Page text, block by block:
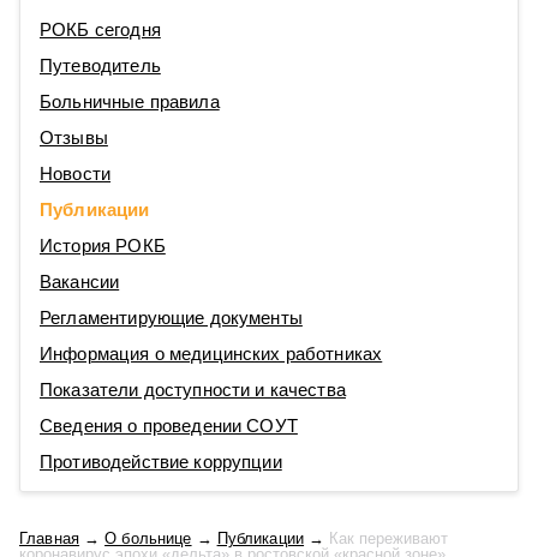
РОКБ сегодня
Путеводитель
Больничные правила
Отзывы
Новости
Публикации
История РОКБ
Вакансии
Регламентирующие документы
Информация о медицинских работниках
Показатели доступности и качества
Сведения о проведении СОУТ
Противодействие коррупции
Главная →О больнице → Публикации → Как переживают